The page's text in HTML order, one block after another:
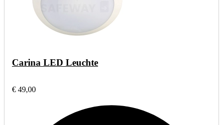
Carina LED Leuchte
€ 49,00